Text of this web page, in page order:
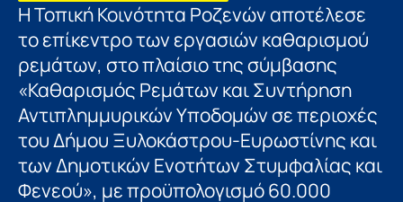
Η Τοπική Κοινότητα Ροζενών αποτέλεσε
το επίκεντρο των εργασιών καθαρισμού
ρεμάτων, στο πλαίσιο της σύμβασης
«Καθαρισμός Ρεμάτων και Συντήρηση
Αντιπλημμυρικών Υποδομών σε περιοχές
του Δήμου Ξυλοκάστρου-Ευρωστίνης και
των Δημοτικών Ενοτήτων Στυμφαλίας και
Φενεού», με προϋπολογισμό 60.000